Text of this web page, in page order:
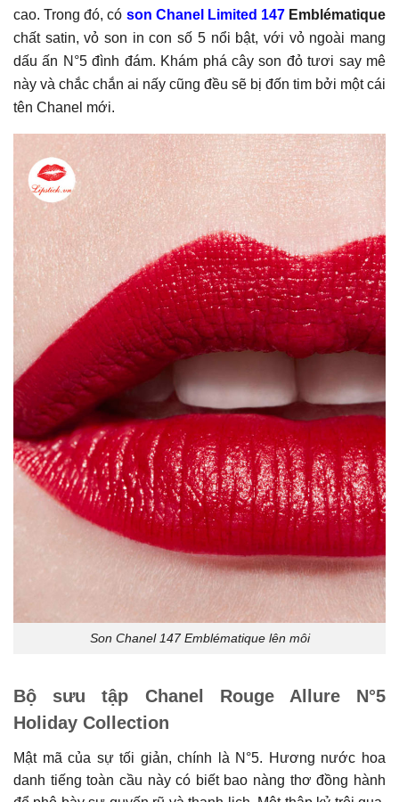
cao. Trong đó, có son Chanel Limited 147Emblématique
chất satin, vỏ son in con số 5 nổi bật, với vỏ ngoài mang
dấu ấn N°5 đình đám. Khám phá cây son đỏ tươi say mê
này và chắc chắn ai nấy cũng đều sẽ bị đốn tim bởi một cái
tên Chanel mới.
Son Chanel 147 Emblématique lên môi
Bộ sưu tập Chanel Rouge Allure N°5
Holiday Collection
Mật mã của sự tối giản, chính là N°5. Hương nước hoa
danh tiếng toàn cầu này có biết bao nàng thơ đồng hành